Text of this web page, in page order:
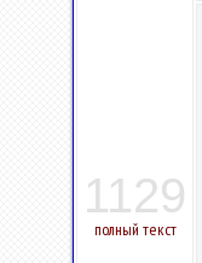
1129
полный текст